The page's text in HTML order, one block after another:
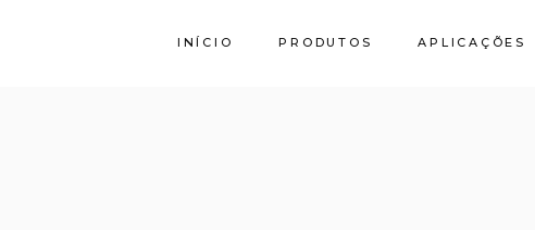
INÍCIO PRODUTOS APLICAÇÕES